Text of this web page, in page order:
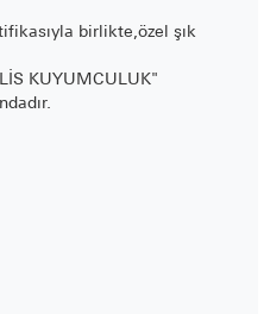
birlikte,özel şık
KUYUMCULUK"